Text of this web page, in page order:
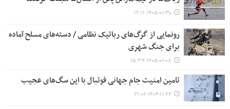
۱۴۰۵-۰۱-۳۰ ۱۲:۱۱
رونمایی از گرگ‌های رباتیک نظامی / دسته‌های مسلح آماده
برای جنگ شهری
۱۴۰۵-۰۱-۰۸ ۱۵:۳۴
تامین امنیت جام جهانی فوتبال با این سگ‌های عجیب
۱۴۰۴-۱۱-۲۲ ۲۱:۰۶